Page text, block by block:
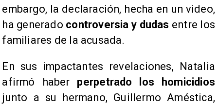
embargo, la declaración, hecha en un video,
ha generado controversia y dudas entre los
familiares de la acusada.
​En sus impactantes revelaciones, Natalia
afirmó haber perpetrado los homicidios
junto a su hermano, Guillermo Améstica,